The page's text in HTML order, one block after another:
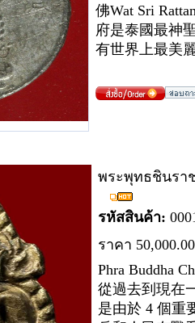
佛Wat Sri
府是泰國最神
有世界上最美
พระพุทธชินรา
รหัสสินค้า:
ราคา 50,000.00
Phra Buddha
從過去到現在
是由於 4 個重